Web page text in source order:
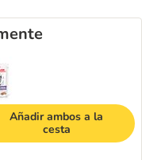
Añadir ambos a la
cesta